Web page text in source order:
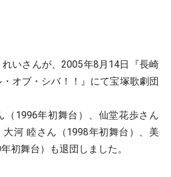
いさんが、2005年8月14日『長崎
オブ・シバ！！』にて宝塚歌劇団
（1996年初舞台）、仙堂花歩さん
大河 睦さん（1998年初舞台）、美
初舞台）も退団しました。